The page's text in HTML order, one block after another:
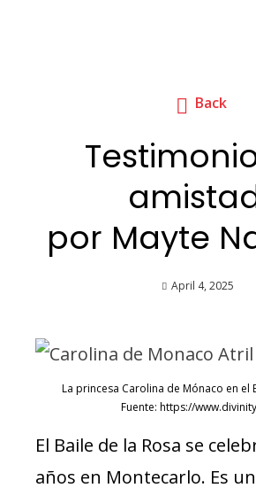
Back
por Mayte
April 4, 2025
La princesa Carolina de Mónaco en el
Fuente: https://
El Baile de la Rosa se
años en Montecarlo. Es